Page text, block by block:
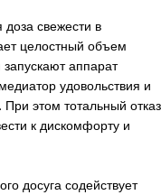
свежести в
целостный объем
аппарат
удовольствия и
этом тотальный отказ
к дискомфорту и
досуга содействует